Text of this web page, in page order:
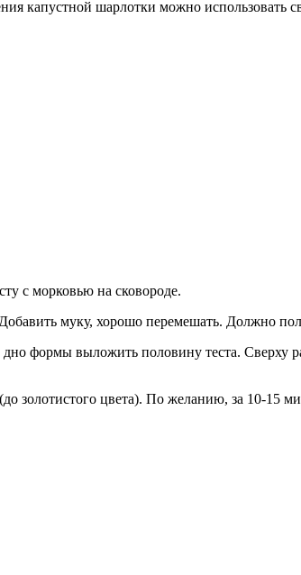
капустной шарлотки можно использовать
с морковью на сковороде.
муку, хорошо перемешать. Должно
формы выложить половину теста. Сверху
золотистого цвета). По желанию, за 10-15